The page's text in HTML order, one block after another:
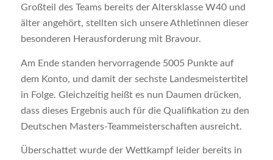
Großteil des Teams bereits der Altersklasse W40 und
älter angehört, stellten sich unsere Athletinnen dieser
besonderen Herausforderung mit Bravour.
Am Ende standen hervorragende 5005 Punkte auf
dem Konto, und damit der sechste Landesmeistertitel
in Folge. Gleichzeitig heißt es nun Daumen drücken,
dass dieses Ergebnis auch für die Qualifikation zu den
Deutschen Masters-Teammeisterschaften ausreicht.
Überschattet wurde der Wettkampf leider bereits in